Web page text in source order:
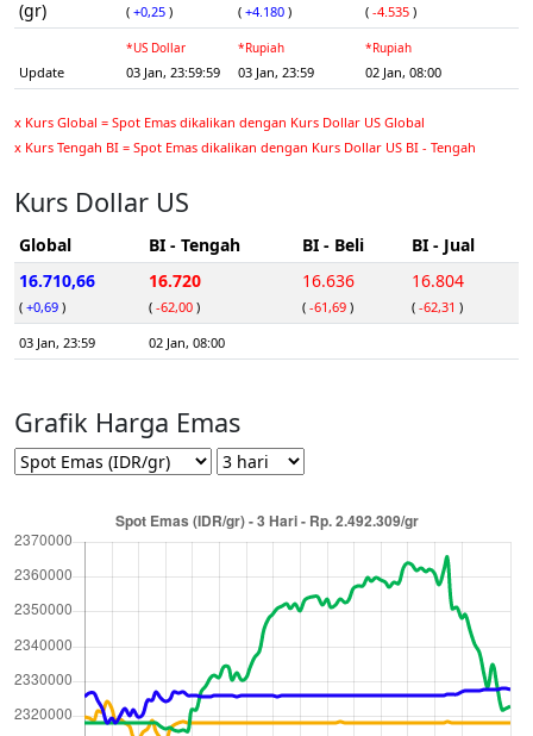
(gr)
( +0,25 ) ( +4.180 ) ( -4.535 )
Update
*US Dollar
03 Jan, 23:59:59
*Rupiah
03 Jan, 23:59
*Rupiah
02 Jan, 08:00
x Kurs Global = Spot Emas dikalikan dengan Kurs Dollar US Global
x Kurs Tengah BI = Spot Emas dikalikan dengan Kurs Dollar US BI - Tengah
Kurs Dollar US
Global BI - Tengah BI - Beli
BI - Jual
16.710,66
( +0,69 )
16.720
( -62,00 )
16.636
( -61,69 )
16.804
( -62,31 )
03 Jan, 23:59
02 Jan, 08:00
Grafik Harga Emas